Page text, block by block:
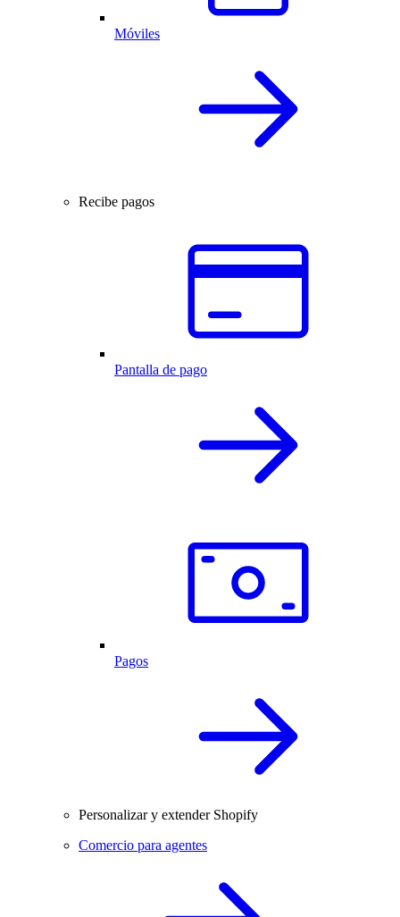
Móviles
Recibe pagos
Pantalla de pago
Pagos
Personalizar y extender Shopify
Comercio para agentes